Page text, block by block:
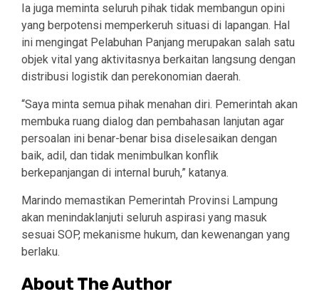
Ia juga meminta seluruh pihak tidak membangun opini
yang berpotensi memperkeruh situasi di lapangan. Hal
ini mengingat Pelabuhan Panjang merupakan salah satu
objek vital yang aktivitasnya berkaitan langsung dengan
distribusi logistik dan perekonomian daerah.
“Saya minta semua pihak menahan diri. Pemerintah akan
membuka ruang dialog dan pembahasan lanjutan agar
persoalan ini benar-benar bisa diselesaikan dengan
baik, adil, dan tidak menimbulkan konflik
berkepanjangan di internal buruh,” katanya.
Marindo memastikan Pemerintah Provinsi Lampung
akan menindaklanjuti seluruh aspirasi yang masuk
sesuai SOP, mekanisme hukum, dan kewenangan yang
berlaku.
About The Author